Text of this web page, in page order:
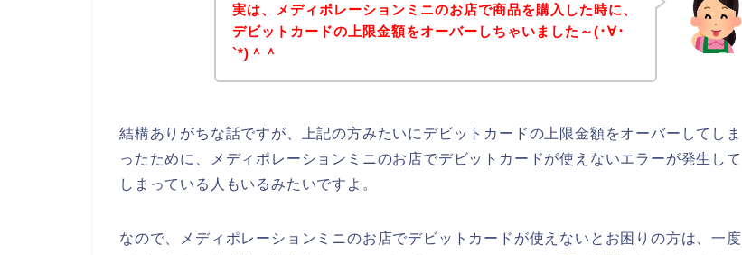
実は、メディポレーションミニのお店で商品を購入した時に、
デビットカードの上限金額をオーバーしちゃいました～(･∀･
`*)＾＾
結構ありがちな話ですが、上記の方みたいにデビットカードの上限金額をオーバーしてしま
ったために、メディポレーションミニのお店でデビットカードが使えないエラーが発生して
しまっている人もいるみたいですよ。
なので、メディポレーションミニのお店でデビットカードが使えないとお困りの方は、一度